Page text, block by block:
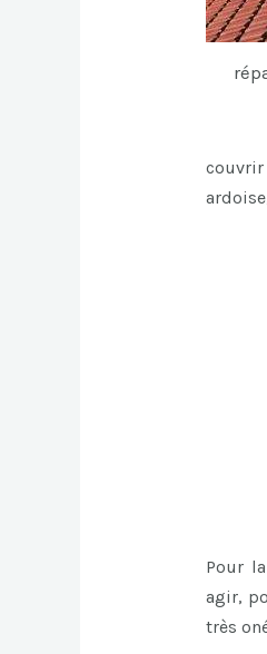
Pour
agir,
très